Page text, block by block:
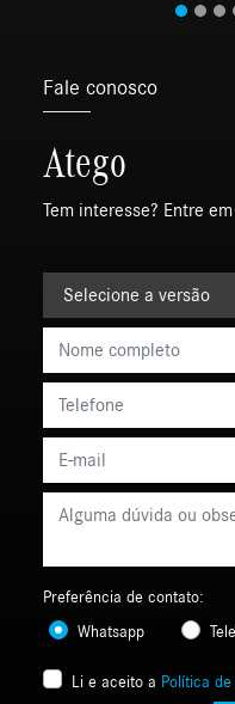
Fale conosco
Atego
Tem interesse? Entre
Preferência de contato:
Whatsapp
Li e aceito a Política